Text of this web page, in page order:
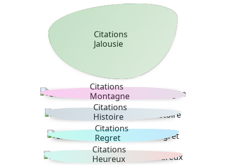
Citations
Jalousie
Citations
Montagne
Citations
Histoire
Citations
Regret
Citations
Heureux